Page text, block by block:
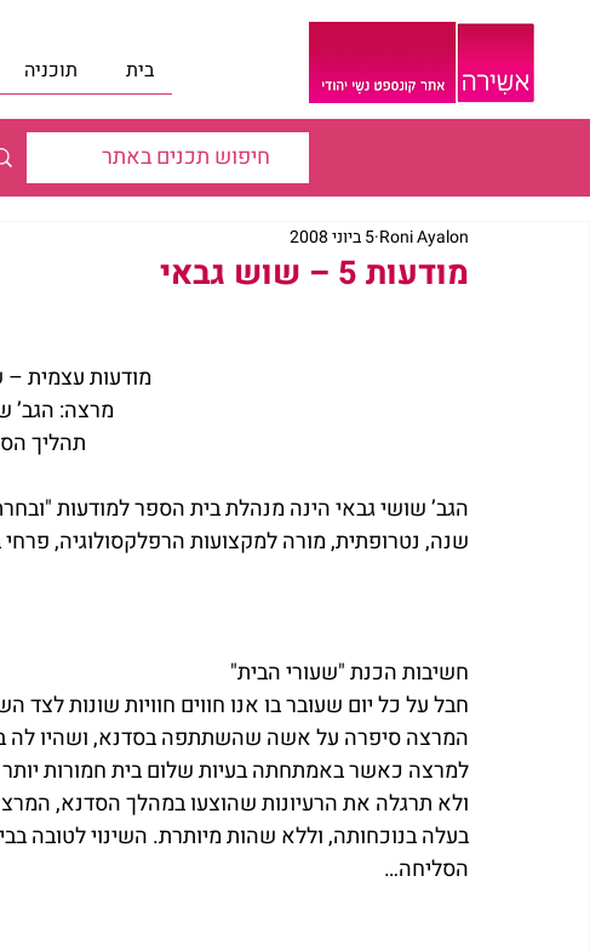
בית תוכניה
מודעות 5 – שוש גבאי
Roni Ayalon 5 ביוני 2008
מודעות עצמית –
מרצה: הגב’
תהליך
שנה, נטרופתית, מורה למקצועות הרפלקסולוגיה,
חשיבות הכנת "שעורי הבית"
חבל על כל יום שעובר בו אנו חווים חוויות שונות
למרצה כאשר באמתחתה בעיות שלום בית חמורות
ולא תרגלה את הרעיונות שהוצעו במהלך הסדנא,
בעלה בנוכחותה, וללא שהות מיותרת. השינוי לטובה
הסליחה…